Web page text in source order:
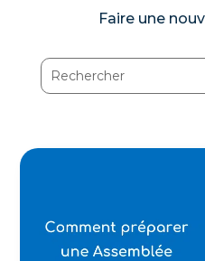
Faire une